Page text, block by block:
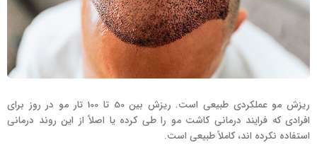
ریزش مو عملکردی طبیعی است. ریزش بین 50 تا 100 تار مو در روز برای
افرادی که فرایند درمانی کاشت مو را طی کرده یا اصلاً از این روند درمانی
استفاده نکرده اند، کاملاً طبیعی است.